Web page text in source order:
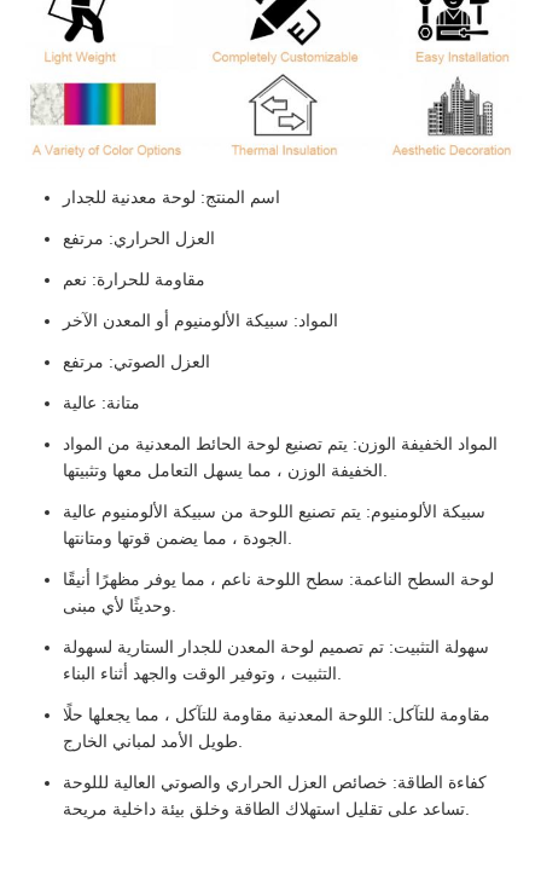
اسم المنتج: لوحة معدنية للجدار
العزل الحراري: مرتفع
مقاومة للحرارة: نعم
المواد: سبيكة الألومنيوم أو المعدن الآخر
العزل الصوتي: مرتفع
متانة: عالية
المواد الخفيفة الوزن: يتم تصنيع لوحة الحائط المعدنية من المواد
سبيكة الألومنيوم: يتم تصنيع اللوحة من سبيكة الألومنيوم عالية
لوحة السطح الناعمة: سطح اللوحة ناعم ، مما يوفر مظهرًا أنيقًا
سهولة التثبيت: تم تصميم لوحة المعدن للجدار الستارية لسهولة
مقاومة للتآكل: اللوحة المعدنية مقاومة للتآكل ، مما يجعلها حلًا
كفاءة الطاقة: خصائص العزل الحراري والصوتي العالية لللوحة